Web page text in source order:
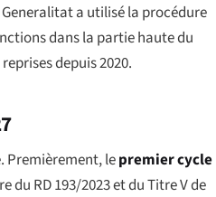
a utilisé la procédure
dans la partie haute du
depuis 2020.
Premièrement, lepremier cycle
du RD 193/2023 et du Titre V de